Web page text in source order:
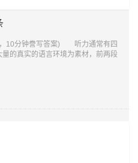
10分钟誊写答案) 听力通常有四
的真实的语言环境为素材，前两段